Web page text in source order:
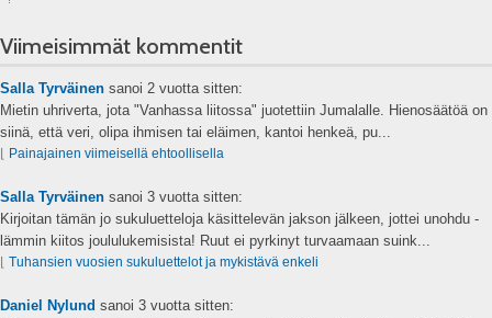
Viimeisimmät kommentit
Salla Tyrväinen sanoi 2 vuotta sitten:
Mietin uhriverta, jota "Vanhassa liitossa" juotettiin Jumalalle. Hienosäätöä on
siinä, että veri, olipa ihmisen tai eläimen, kantoi henkeä, pu...
Painajainen viimeisellä ehtoollisella
Salla Tyrväinen sanoi 3 vuotta sitten:
Kirjoitan tämän jo sukuluetteloja käsittelevän jakson jälkeen, jottei unohdu -
lämmin kiitos joululukemisista! Ruut ei pyrkinyt turvaamaan suink...
Tuhansien vuosien sukuluettelot ja mykistävä enkeli
Daniel Nylund sanoi 3 vuotta sitten: